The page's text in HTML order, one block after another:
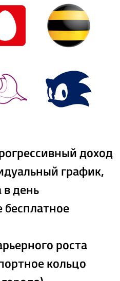
доход
график,
в день
роста
кольцо